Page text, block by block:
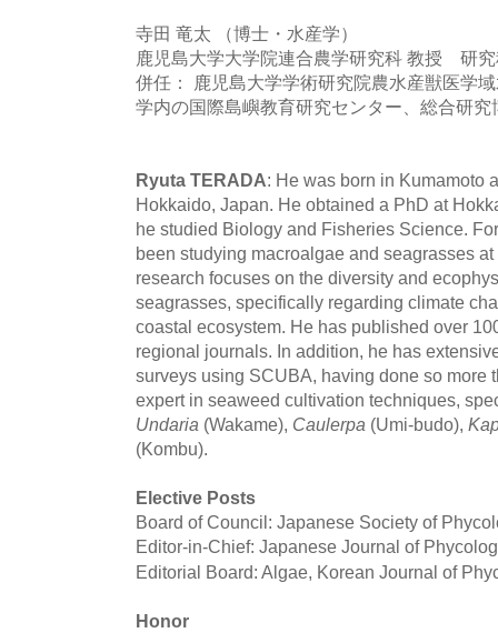
寺田 竜太 （博士・水産学）
鹿児島大学大学院連合農学研究科 教授 研
併任： 鹿児島大学学術研究院農水産獣医学
学内の国際島嶼教育研究センター、総合研
Ryuta TERADA: He was born in Kumamoto
Hokkaido, Japan. He obtained a PhD at
he studied Biology and Fisheries Science.
been studying macroalgae and seagrasses
research focuses on the diversity and
seagrasses, specifically regarding climate
coastal ecosystem. He has published over
regional journals. In addition, he has
surveys using SCUBA, having done so more
expert in seaweed cultivation techniques,
Undaria (Wakame), Caulerpa (Umi-budo),
(Kombu).
Elective Posts
Board of Council: Japanese Society of
Editor-in-Chief: Japanese Journal of
Editorial Board: Algae, Korean Journal of
Honor